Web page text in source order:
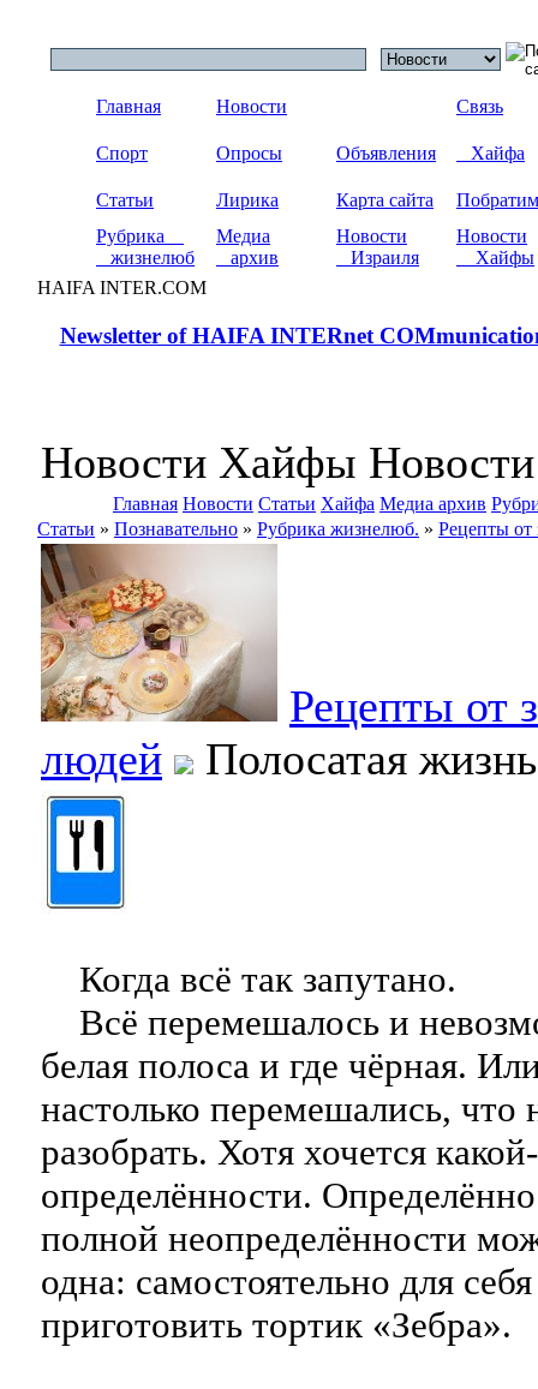
Главная Новости Связь
Спорт Опросы Объявления Хайфа
Статьи Лирика Карта сайта
Рубрика
жизнелюб
Медиа
архив
Новости
Израиля
Новости
Хайфы
HAIFA INTER.COM
Newsletter of HAIFA INTERnet
Новости Хайфы
Главная Новости Статьи Хайфа Медиа архив
Статьи » Познавательно » Рубрика жизнелюб. » Рецепты
Рецепты от
людей
Полосатая жизнь
Когда всё так запутано.
Всё перемешалось и
белая полоса и где чёрная.
настолько перемешались, что
разобрать. Хотя хочется
определённости.
полной неопределённости
одна: самостоятельно для
приготовить тортик «Зебра».